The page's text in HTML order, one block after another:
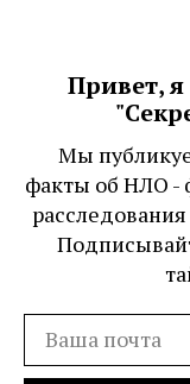
Привет,
Мы
факты об НЛО -